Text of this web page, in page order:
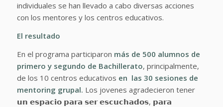
individuales se han llevado a cabo diversas acciones
con los mentores y los centros educativos.
El resultado
En el programa participaron más de 500 alumnos de
primero y segundo de Bachillerato, principalmente,
de los 10 centros educativos en las 30 sesiones de
mentoring grupal. Los jovenes agradecieron tener
𝘂𝗻 𝗲𝘀𝗽𝗮𝗰𝗶𝗼 𝗽𝗮𝗿𝗮 𝘀𝗲𝗿 𝗲𝘀𝗰𝘂𝗰𝗵𝗮𝗱𝗼𝘀, 𝗽𝗮𝗿𝗮